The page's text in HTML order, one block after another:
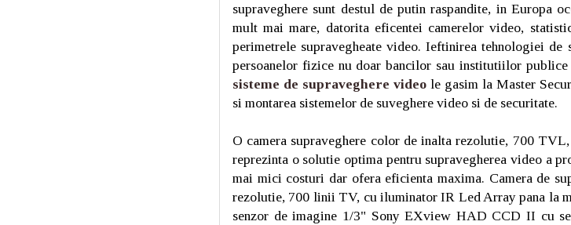
supraveghere sunt destul de putin raspandite, in Europa
mult mai mare, datorita eficentei camerelor video,
perimetrele supravegheate video. Ieftinirea tehnologiei
persoanelor fizice nu doar bancilor sau institutiilor
sisteme de supraveghere video le gasim la Master
si montarea sistemelor de suveghere video si de securitate.
O camera supraveghere color de inalta rezolutie, 700
reprezinta o solutie optima pentru supravegherea video a
mai mici costuri dar ofera eficienta maxima. Camera de
rezolutie, 700 linii TV, cu iluminator IR Led Array pana la
senzor de imagine 1/3" Sony EXview HAD CCD II cu